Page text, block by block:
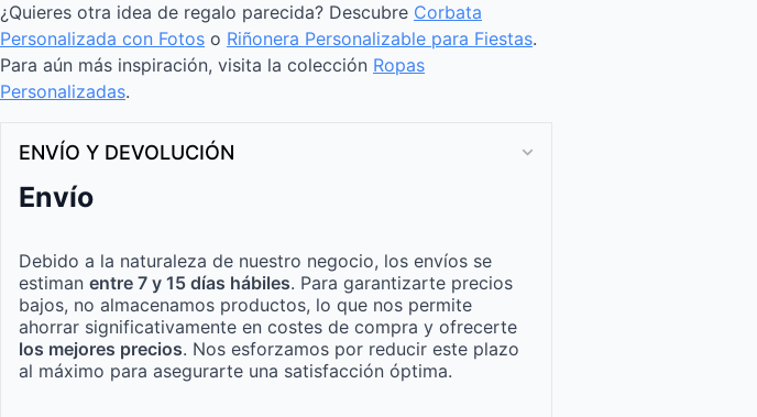
¿Quieres otra idea de regalo parecida? Descubre Corbata
Personalizada con Fotos o Riñonera Personalizable para Fiestas.
Para aún más inspiración, visita la colección Ropas
Personalizadas.
ENVÍO Y DEVOLUCIÓN
Envío
Debido a la naturaleza de nuestro negocio, los envíos se
estiman entre 7 y 15 días hábiles. Para garantizarte precios
bajos, no almacenamos productos, lo que nos permite
ahorrar significativamente en costes de compra y ofrecerte
los mejores precios. Nos esforzamos por reducir este plazo
al máximo para asegurarte una satisfacción óptima.